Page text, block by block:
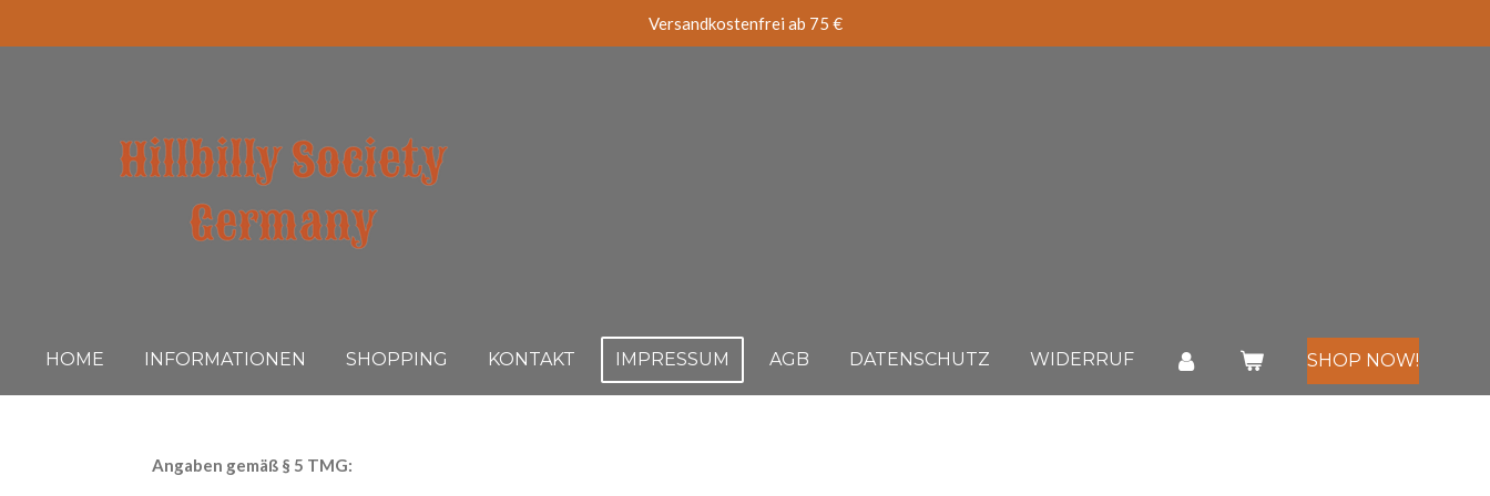
Versandkostenfrei ab 75 €
HOME INFORMATIONEN SHOPPING KONTAKT IMPRESSUM AGB DATENSCHUTZ WIDERRUF SHOP NOW!
Angaben gemäß § 5 TMG: